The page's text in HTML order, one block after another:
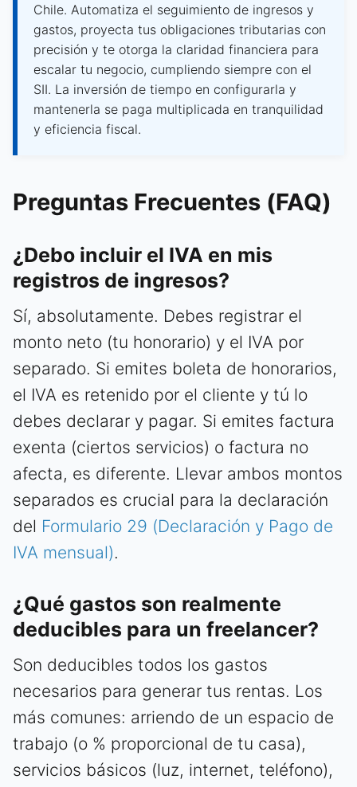
Chile. Automatiza el seguimiento de ingresos y
gastos, proyecta tus obligaciones tributarias con
precisión y te otorga la claridad financiera para
escalar tu negocio, cumpliendo siempre con el
SII. La inversión de tiempo en configurarla y
mantenerla se paga multiplicada en tranquilidad
y eficiencia fiscal.
Preguntas Frecuentes (FAQ)
¿Debo incluir el IVA en mis
registros de ingresos?
Sí, absolutamente. Debes registrar el
monto neto (tu honorario) y el IVA por
separado. Si emites boleta de honorarios,
el IVA es retenido por el cliente y tú lo
debes declarar y pagar. Si emites factura
exenta (ciertos servicios) o factura no
afecta, es diferente. Llevar ambos montos
separados es crucial para la declaración
del Formulario 29 (Declaración y Pago de
IVA mensual).
¿Qué gastos son realmente
deducibles para un freelancer?
Son deducibles todos los gastos
necesarios para generar tus rentas. Los
más comunes: arriendo de un espacio de
trabajo (o % proporcional de tu casa),
servicios básicos (luz, internet, teléfono),